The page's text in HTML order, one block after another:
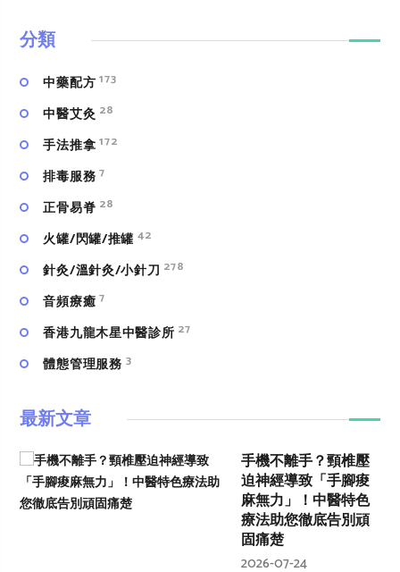
分類
中藥配方 173
中醫艾灸 28
手法推拿 172
排毒服務 7
正骨易脊 28
火罐/閃罐/推罐 42
針灸/溫針灸/小針刀 278
⾳頻療癒 7
香港九龍木星中醫診所 27
體態管理服務 3
最新文章
手機不離手？頸椎壓
迫神經導致「手腳痠
麻無力」！中醫特色
療法助您徹底告別頑
固痛楚
2026-07-24